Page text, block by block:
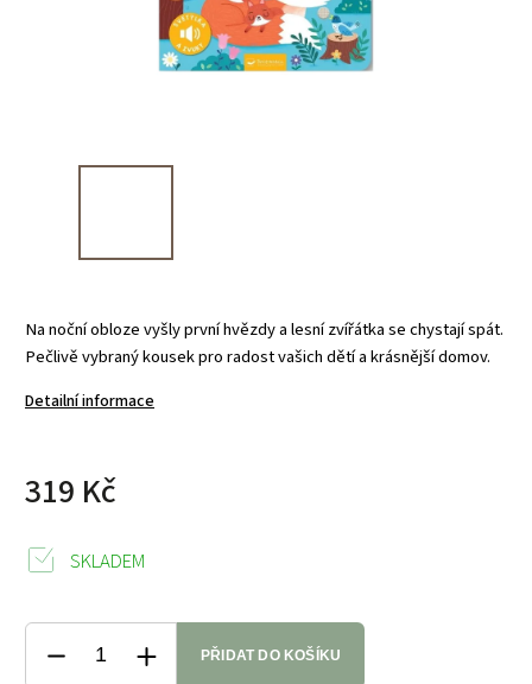
Na noční obloze vyšly první hvězdy a lesní zvířátka se chystají spát.
Pečlivě vybraný kousek pro radost vašich dětí a krásnější domov.
Detailní informace
319 Kč
SKLADEM
PŘIDAT DO KOŠÍKU